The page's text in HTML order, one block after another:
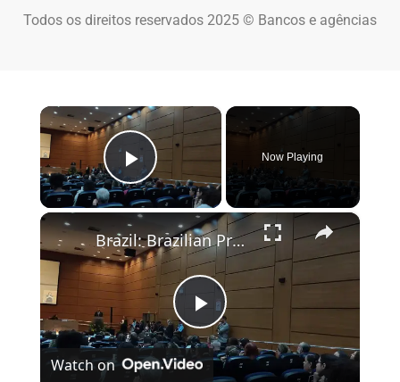
Todos os direitos reservados 2025 © Bancos e agências
×
Play Video
Now Playing
×
Play Video
Brazil: Brazilian President Lula hosts WHO chief Tedros in Rio.
Watch on